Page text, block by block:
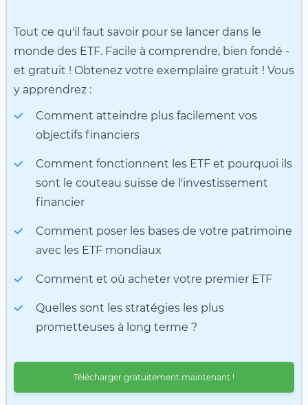
Tout ce qu'il faut savoir pour se lancer dans le
monde des ETF. Facile à comprendre, bien fondé -
et gratuit ! Obtenez votre exemplaire gratuit ! Vous
y apprendrez :
Comment atteindre plus facilement vos
objectifs financiers
Comment fonctionnent les ETF et pourquoi ils
sont le couteau suisse de l'investissement
financier
Comment poser les bases de votre patrimoine
avec les ETF mondiaux
Comment et où acheter votre premier ETF
Quelles sont les stratégies les plus
prometteuses à long terme ?
Télécharger gratuitement maintenant !